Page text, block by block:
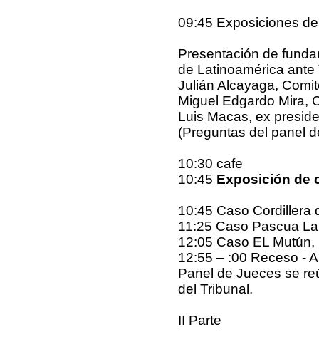
09:45 Exposiciones
Presentación de
de Latinoamérica ante
Julián Alcayaga,
Miguel Edgardo Mira,
Luis Macas, ex
(Preguntas del panel
10:30 cafe
10:45 Exposición de
10:45 Caso Cordillera
11:25 Caso Pascua
12:05 Caso EL Mutún,
12:55 – :00 Receso -
Panel de Jueces se
del Tribunal.
II Parte